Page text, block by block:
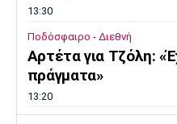
13:30
Ποδόσφαιρο - Διεθνή
Αρτέτα για Τζόλη:
πράγματα»
13:20